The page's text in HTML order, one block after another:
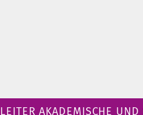
LEITER AKADEMISCHE